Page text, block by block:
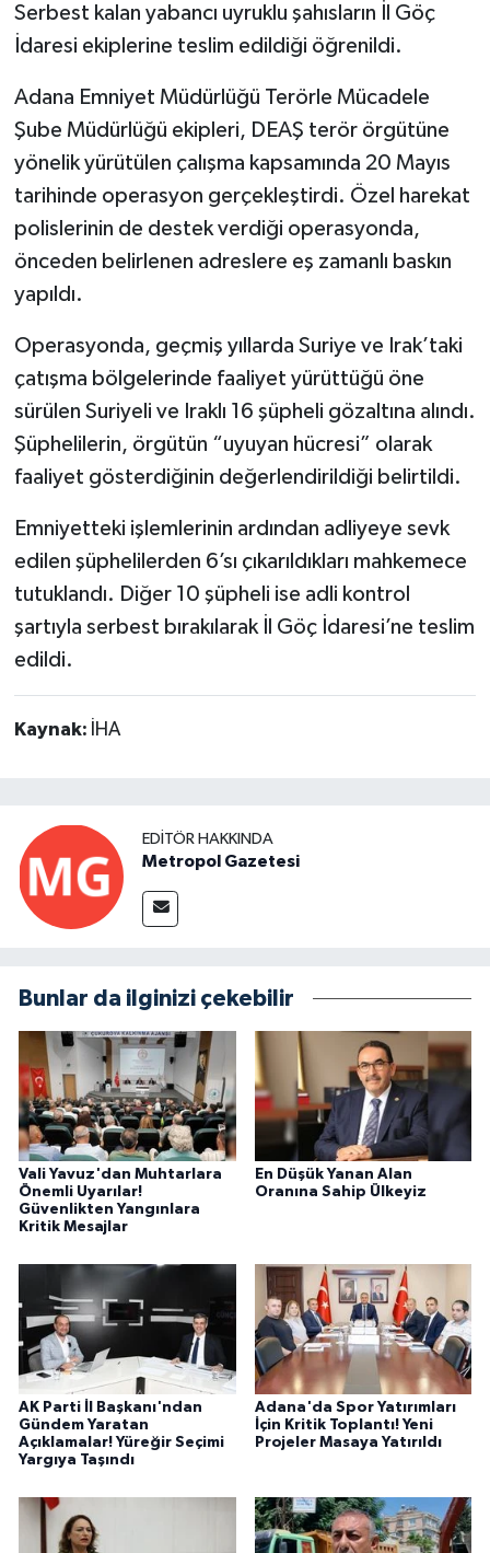
Serbest kalan yabancı uyruklu şahısların İl Göç
İdaresi ekiplerine teslim edildiği öğrenildi.
Adana Emniyet Müdürlüğü Terörle Mücadele
Şube Müdürlüğü ekipleri, DEAŞ terör örgütüne
yönelik yürütülen çalışma kapsamında 20 Mayıs
tarihinde operasyon gerçekleştirdi. Özel harekat
polislerinin de destek verdiği operasyonda,
önceden belirlenen adreslere eş zamanlı baskın
yapıldı.
Operasyonda, geçmiş yıllarda Suriye ve Irak’taki
çatışma bölgelerinde faaliyet yürüttüğü öne
sürülen Suriyeli ve Iraklı 16 şüpheli gözaltına alındı.
Şüphelilerin, örgütün “uyuyan hücresi” olarak
faaliyet gösterdiğinin değerlendirildiği belirtildi.
Emniyetteki işlemlerinin ardından adliyeye sevk
edilen şüphelilerden 6’sı çıkarıldıkları mahkemece
tutuklandı. Diğer 10 şüpheli ise adli kontrol
şartıyla serbest bırakılarak İl Göç İdaresi’ne teslim
edildi.
Kaynak: İHA
EDITÖR HAKKINDA
Metropol Gazetesi
Bunlar da ilginizi çekebilir
Vali Yavuz'dan Muhtarlara
Önemli Uyarılar!
Güvenlikten Yangınlara
Kritik Mesajlar
En Düşük Yanan Alan
Oranına Sahip Ülkeyiz
AK Parti İl Başkanı'ndan
Gündem Yaratan
Açıklamalar! Yüreğir Seçimi
Yargıya Taşındı
Adana'da Spor Yatırımları
İçin Kritik Toplantı! Yeni
Projeler Masaya Yatırıldı